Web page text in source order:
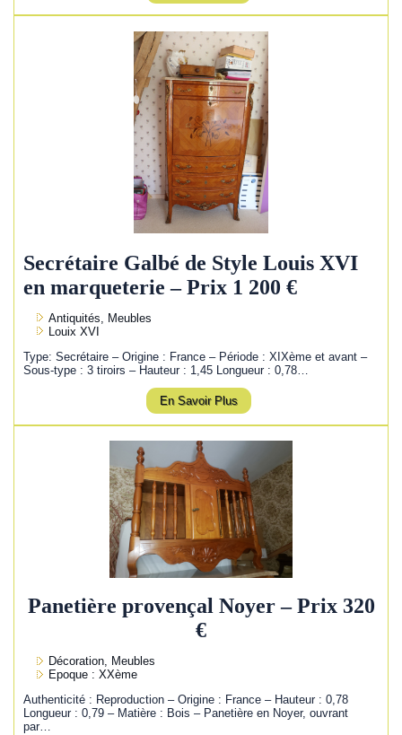
Secrétaire Galbé de Style Louis XVI
en marqueterie – Prix 1 200 €
Antiquités, Meubles
Louix XVI
Type: Secrétaire – Origine : France – Période : XIXème et avant –
Sous-type : 3 tiroirs – Hauteur : 1,45 Longueur : 0,78…
En Savoir Plus
Panetière provençal Noyer – Prix 320
€
Décoration, Meubles
Epoque : XXème
Authenticité : Reproduction – Origine : France – Hauteur : 0,78
Longueur : 0,79 – Matière : Bois – Panetière en Noyer, ouvrant
par…